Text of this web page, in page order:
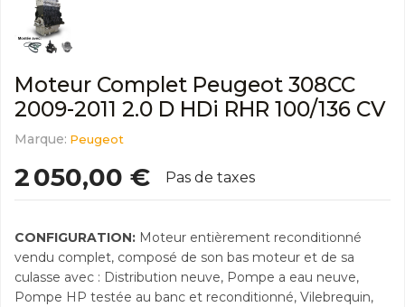
Moteur Complet Peugeot 308CC
2009-2011 2.0 D HDi RHR 100/136 CV
Marque: Peugeot
2 050,00 € Pas de taxes
CONFIGURATION: Moteur entièrement reconditionné
vendu complet, composé de son bas moteur et de sa
culasse avec : Distribution neuve, Pompe a eau neuve,
Pompe HP testée au banc et reconditionné, Vilebrequin,